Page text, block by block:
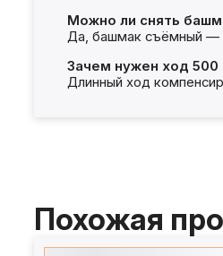
Можно ли снять
Да, башмак съёмный —
Зачем нужен ход
Длинный ход
Похожая